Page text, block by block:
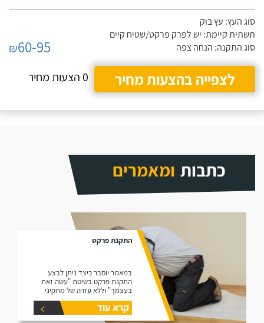
סוג העץ: עץ בוק
תשתית קיימת: יש לפרק פרקט/שטיח קיים
סוג התקנה: הנחה צפה
₪60-95
לצפייה בהצעות מחיר
0 הצעות מחיר
כתבות ומאמרים
התקנת פרקט
במאמר יוסבר כיצד ניתן לבצע
התקנת פרקט בשיטת "עשה זאת
בעצמך" וללא עזרה של מתקיני
פרקטים.
קרא עוד